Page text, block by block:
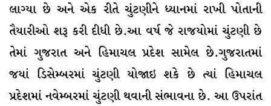
લાગ્યા છે અને એક રીતે ચુંટણીને ધ્યાનમાં રાખી પોતાની
તૈયારીઓ શરૂ કરી દીધી છે.આ વર્ષ જે રાજયોમાં ચુંટણી છે
તેમાં ગુજરાત અને હિમાચલ પ્રદેશ સામેલ છે.ગુજરાતમાં
જયાં ડિસેમ્બરમાં ચુંટણી યોજાઇ શકે છે ત્યાં હિમાચલ
પ્રદેશમાં નવેમ્બરમાં ચુંટણી થવાની સંભાવના છે. આ ઉપરાંત